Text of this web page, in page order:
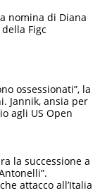
nomina di Diana
Figc
ossessionati”, la
Jannik, ansia per
agli US Open
la successione a
attacco all’Italia